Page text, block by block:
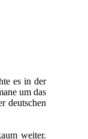
es in der
um das
deutschen
weiter.